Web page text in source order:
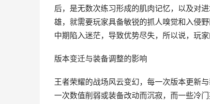
后，是无数次练习形成的肌肉记忆，以及对
雄，就需要玩家具备敏锐的抓人嗅觉和入侵
中期陷入迷茫，导致优势尽失，所以说，玩
版本变迁与装备调整的影响
王者荣耀的战场风云变幻，每一次版本更新
一次数值削弱或装备改动而沉寂，而一些冷